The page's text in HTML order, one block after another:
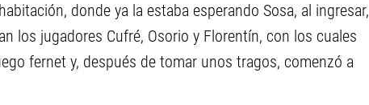
donde ya la estaba esperando Sosa, al ingresar,
los jugadores Cufré, Osorio y Florentín, con los cuales
fernet y, después de tomar unos tragos, comenzó a